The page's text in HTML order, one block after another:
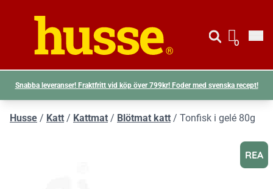
Husse logotyp
Gå till
Visa
0
Snabba leveranser! Fraktfritt vid köp över 799kr! Foder med svenska recept!
Husse / Katt / Kattmat / Blötmat katt / Tonfisk i gelé 80g
REA